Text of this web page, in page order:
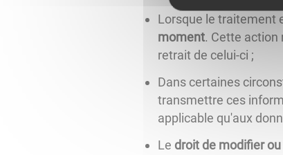
Lorsque le traitement
moment. Cette action
retrait de celui-ci ;
Dans certaines
transmettre ces
applicable qu'aux
Le droit de modifier